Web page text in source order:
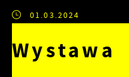
01.03.2024